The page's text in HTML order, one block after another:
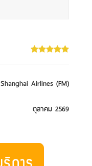
Shanghai Airlines (FM)
ตุลาคม 2569